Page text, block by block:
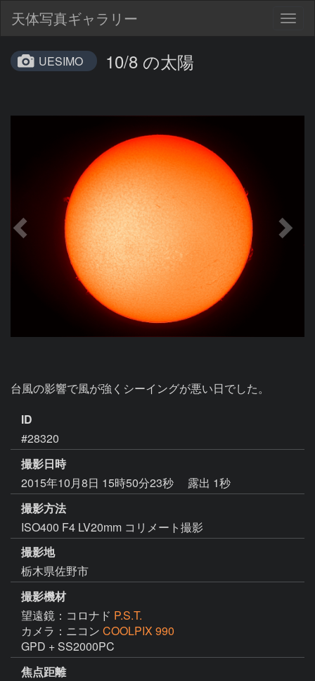
天体写真ギャラリー
UESIMO 10/8 の太陽
台風の影響で風が強くシーイングが悪い日でした。
ID
#28320
撮影日時
2015年10月8日 15時50分23秒
露出 1秒
撮影方法
ISO400 F4 LV20mm コリメート撮影
撮影地
栃木県佐野市
撮影機材
望遠鏡：コロナド P.S.T.
カメラ：ニコン COOLPIX 990
GPD + SS2000PC
焦点距離